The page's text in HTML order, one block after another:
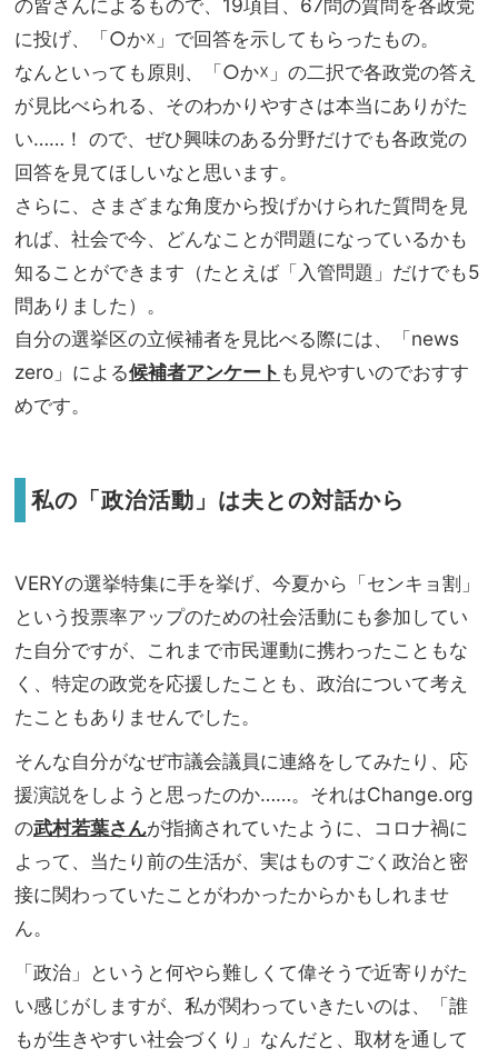
の皆さんによるもので、19項目、67問の質問を各政党
に投げ、「○か☓」で回答を示してもらったもの。
なんといっても原則、「○か☓」の二択で各政党の答え
が見比べられる、そのわかりやすさは本当にありがた
い……！ ので、ぜひ興味のある分野だけでも各政党の
回答を見てほしいなと思います。
さらに、さまざまな角度から投げかけられた質問を見
れば、社会で今、どんなことが問題になっているかも
知ることができます（たとえば「入管問題」だけでも5
問ありました）。
自分の選挙区の立候補者を見比べる際には、「news
zero」による候補者アンケート も見やすいのでおすす
めです。
私の「政治活動」は夫との対話から
VERYの選挙特集に手を挙げ、今夏から「センキョ割」
という投票率アップのための社会活動にも参加してい
た自分ですが、これまで市民運動に携わったこともな
く、特定の政党を応援したことも、政治について考え
たこともありませんでした。
そんな自分がなぜ市議会議員に連絡をしてみたり、応
援演説をしようと思ったのか……。それはChange.org
の武村若葉さんが指摘されていたように、コロナ禍に
よって、当たり前の生活が、実はものすごく政治と密
接に関わっていたことがわかったからかもしれませ
ん。
「政治」というと何やら難しくて偉そうで近寄りがた
い感じがしますが、私が関わっていきたいのは、「誰
もが生きやすい社会づくり」なんだと、取材を通して